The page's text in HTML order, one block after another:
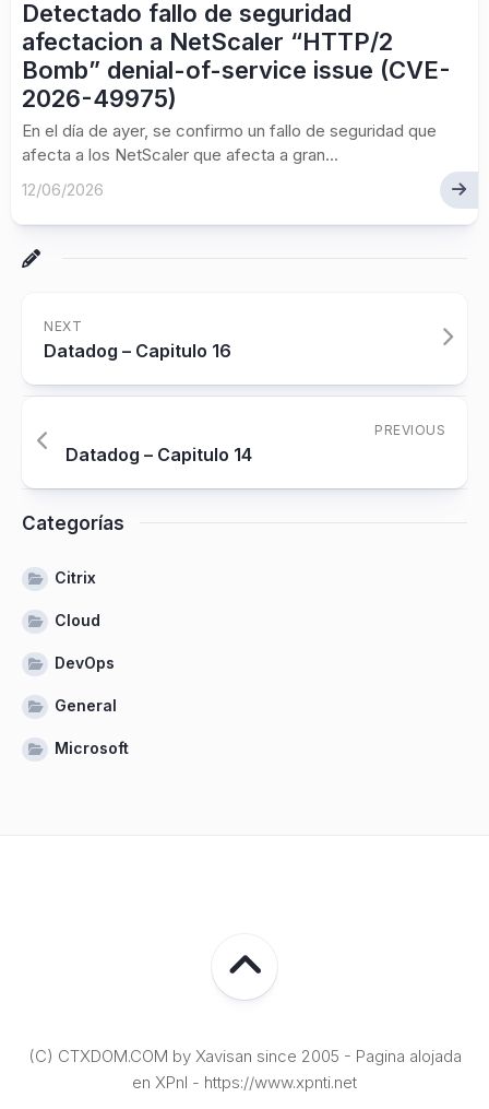
Detectado fallo de seguridad
afectacion a NetScaler “HTTP/2
Bomb” denial-of-service issue (CVE-
2026-49975)
En el día de ayer, se confirmo un fallo de seguridad que
afecta a los NetScaler que afecta a gran...
12/06/2026
NEXT
Datadog – Capitulo 16
PREVIOUS
Datadog – Capitulo 14
Categorías
Citrix
Cloud
DevOps
General
Microsoft
(C) CTXDOM.COM by Xavisan since 2005 - Pagina alojada
en XPnI - https://www.xpnti.net